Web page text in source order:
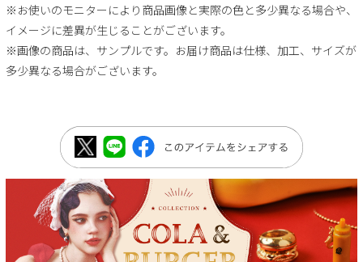
※お使いのモニターにより商品画像と実際の色と多少異なる場合や、
イメージに差異が生じることがございます。
※画像の商品は、サンプルです。お届け商品は仕様、加工、サイズが
多少異なる場合がございます。